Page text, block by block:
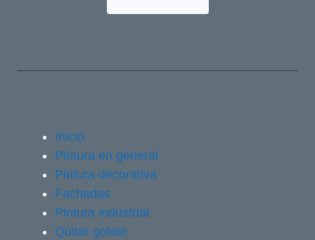
Inicio
Pintura en general
Pintura decorativa
Fachadas
Pintura industrial
Quitar gotele